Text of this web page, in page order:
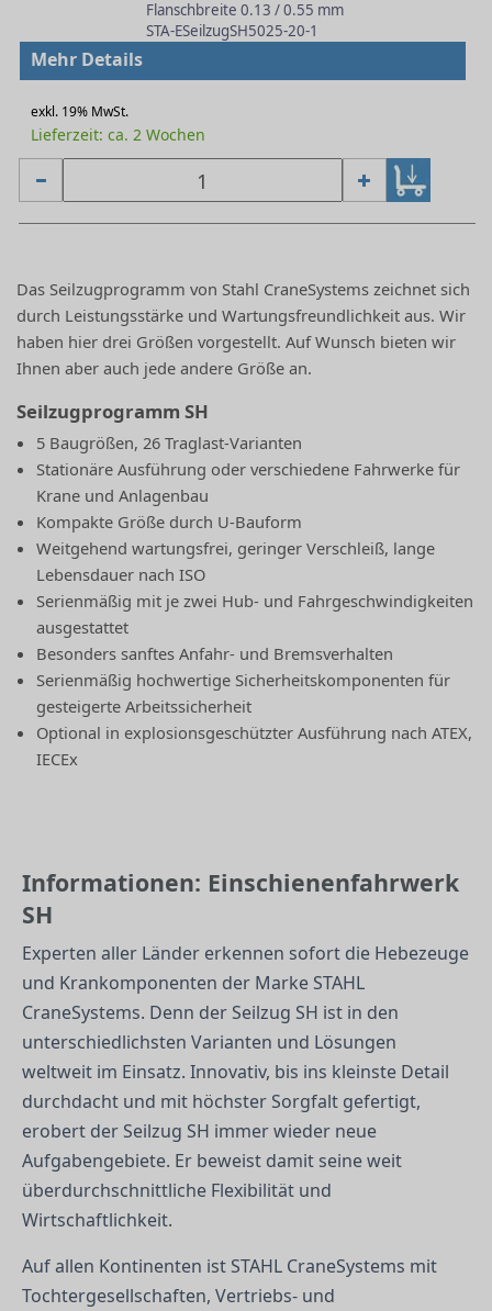
Flanschbreite 0.13 / 0.55 mm
STA-ESeilzugSH5025-20-1
Mehr Details
exkl. 19% MwSt.
Lieferzeit: ca. 2 Wochen
Das Seilzugprogramm von Stahl CraneSystems zeichnet sich
durch Leistungsstärke und Wartungsfreundlichkeit aus. Wir
haben hier drei Größen vorgestellt. Auf Wunsch bieten wir
Ihnen aber auch jede andere Größe an.
Seilzugprogramm SH
5 Baugrößen, 26 Traglast-V­arianten
Stationäre Ausführung oder verschiedene Fahrwerke für
Krane und Anlagenbau
Kompakte Größe durch U-Bauform
Weitgehend wartungsfrei, geringer Verschleiß, lange
Lebensdauer nach ISO
Serienmäßig mit je zwei Hub- und Fahr­geschwindig­keiten
ausgestattet
Besonders sanftes Anfahr- und Bremsverhalten
Serienmäßig hochwertige Sicherheits­komponenten für
gesteigerte Arbeitssicherheit
Optional in explosions­geschützter Aus­führung nach ATEX,
IECEx
Informationen: Einschienenfahrwerk
SH
Experten aller Länder erkennen sofort die Hebezeuge
und Krankomponenten der Marke STAHL
CraneSystems. Denn der Seilzug SH ist in den
unterschiedlichsten Varianten und Lösungen
weltweit im Einsatz. Innovativ, bis ins kleinste Detail
durchdacht und mit höchster Sorgfalt gefertigt,
erobert der Seilzug SH immer wieder neue
Aufgabengebiete. Er beweist damit seine weit
überdurchschnittliche Flexibilität und
Wirtschaftlichkeit.
Auf allen Kontinenten ist STAHL CraneSystems mit
Tochtergesellschaften, Vertriebs- und